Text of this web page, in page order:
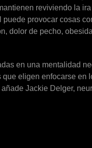
reviviendo la
provocar cosas
dolor de pecho,
en una mentalidad
eligen enfocarse en
Jackie Delger,